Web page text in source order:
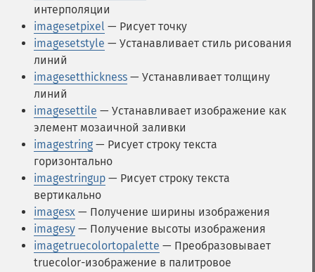
интерполяции
imagesetpixel — Рисует точку
imagesetstyle — Устанавливает стиль рисования
линий
imagesetthickness — Устанавливает толщину
линий
imagesettile — Устанавливает изображение как
элемент мозаичной заливки
imagestring — Рисует строку текста
горизонтально
imagestringup — Рисует строку текста
вертикально
imagesx — Получение ширины изображения
imagesy — Получение высоты изображения
imagetruecolortopalette — Преобразовывает
truecolor-изображение в палитровое